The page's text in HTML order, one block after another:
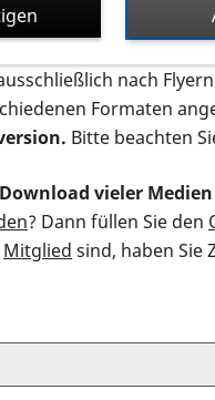
dieser Seite finden Sie
nach
Formaten
Bitte beachten
vieler
? Dann füllen Sie den
Mitglied sind, haben Sie